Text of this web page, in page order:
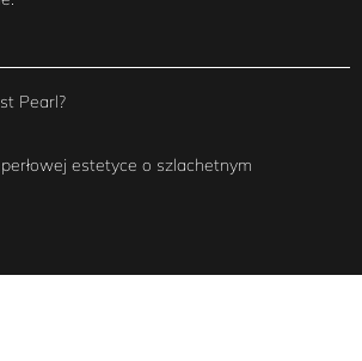
Pearl?
estetyce o szlachetnym